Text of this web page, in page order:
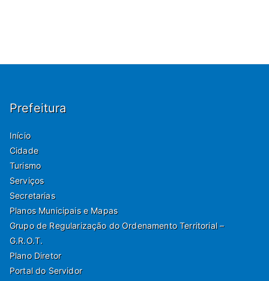
Prefeitura
Início
Cidade
Turismo
Serviços
Secretarias
Planos Municipais e Mapas
Grupo de Regularização do Ordenamento Territorial –
G.R.O.T.
Plano Diretor
Portal do Servidor